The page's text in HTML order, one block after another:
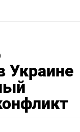
Украине